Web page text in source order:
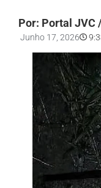
Por: Portal JVC
Junho 17, 2026